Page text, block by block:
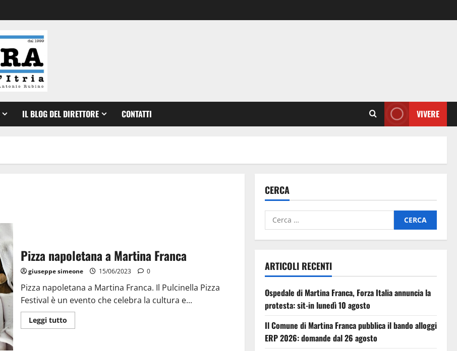
IL BLOG DEL DIRETTORE CONTATTI VIVERE
Pizza napoletana a Martina Franca
giuseppe simeone 15/06/2023 0
Pizza napoletana a Martina Franca. Il Pulcinella Pizza
Festival è un evento che celebra la cultura e...
Leggi tutto
CERCA
ARTICOLI RECENTI
Ospedale di Martina Franca, Forza Italia annuncia la
protesta: sit-in lunedì 10 agosto
Il Comune di Martina Franca pubblica il bando alloggi
ERP 2026: domande dal 26 agosto